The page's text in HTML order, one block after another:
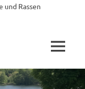
Rassen
MENÜ